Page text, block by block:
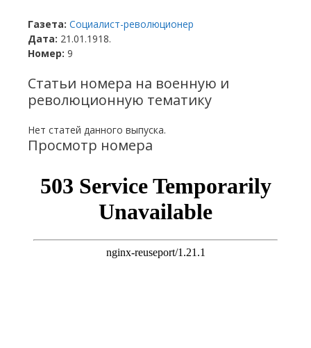
Газета: Социалист-революционер
Дата: 21.01.1918.
Номер: 9
Статьи номера на военную и
революционную тематику
Нет статей данного выпуска.
Просмотр номера